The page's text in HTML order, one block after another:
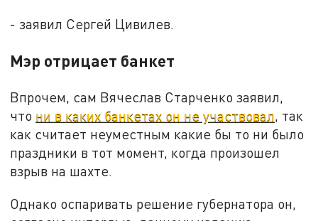
- заявил Сергей Цивилев.
Мэр отрицает банкет
Впрочем, сам Вячеслав Старченко заявил,
что ни в каких банкетах он не участвовал, так
как считает неуместным какие бы то ни было
праздники в тот момент, когда произошел
взрыв на шахте.
Однако оспаривать решение губернатора он,